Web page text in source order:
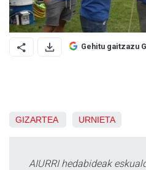
Gehitu gaitzazu
GIZARTEA URNIETA
AIURRI hedabideak